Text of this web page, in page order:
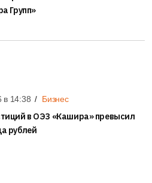
Групп»
в 14:38 Бизнес
в ОЭЗ «Кашира» превысил
рублей